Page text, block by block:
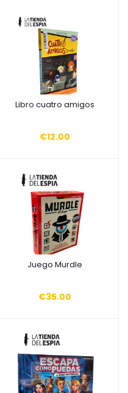
Añadir a la cesta
Libro cuatro amigos
€12.00
Añadir a la cesta
Juego Murdle
€35.00